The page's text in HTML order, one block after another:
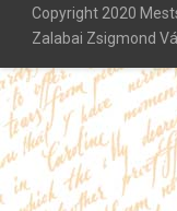
Copyright 2020
Zalabai Zsigmond